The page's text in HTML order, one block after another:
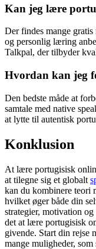
Kan jeg lære
Der findes mange
og personlig læring
Talkpal, der tilbyder
Hvordan kan jeg
Den bedste måde at
samtale med native
at lytte til autentisk
Konklusion
At lære portugisisk
at tilegne sig et globalt
kan du kombinere teori
hvilket øger både din
strategier, motivation
det at lære portugisisk
givende. Start din rejse
mange muligheder,